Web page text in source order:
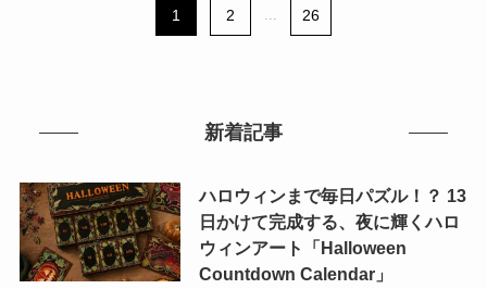
1 2 ... 26
新着記事
ハロウィンまで毎日パズル！？ 13
日かけて完成する、夜に輝くハロ
ウィンアート「Halloween
Countdown Calendar」